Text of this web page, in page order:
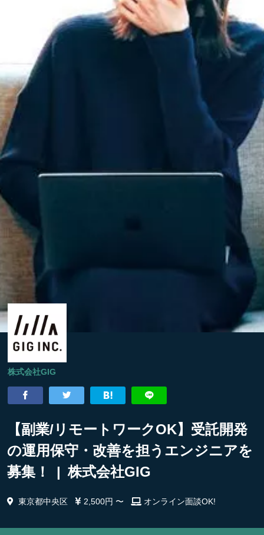
株式会社GIG
【副業/リモートワークOK】受託開発
の運用保守・改善を担うエンジニアを
募集！ | 株式会社GIG
東京都中央区 2,500円 〜 オンライン面談OK!